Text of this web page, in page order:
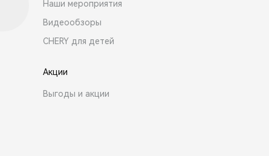
Наши мероприятия
Видеообзоры
CHERY для детей
Акции
Выгоды и акции